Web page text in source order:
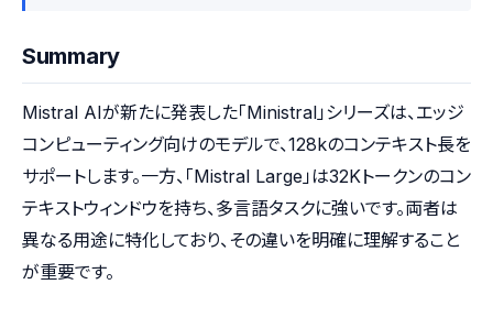
Summary
Mistral AIが新たに発表した「Ministral」シリーズは、エッジ
コンピューティング向けのモデルで、128kのコンテキスト長を
サポートします。一方、「Mistral Large」は32Kトークンのコン
テキストウィンドウを持ち、多言語タスクに強いです。両者は
異なる用途に特化しており、その違いを明確に理解すること
が重要です。